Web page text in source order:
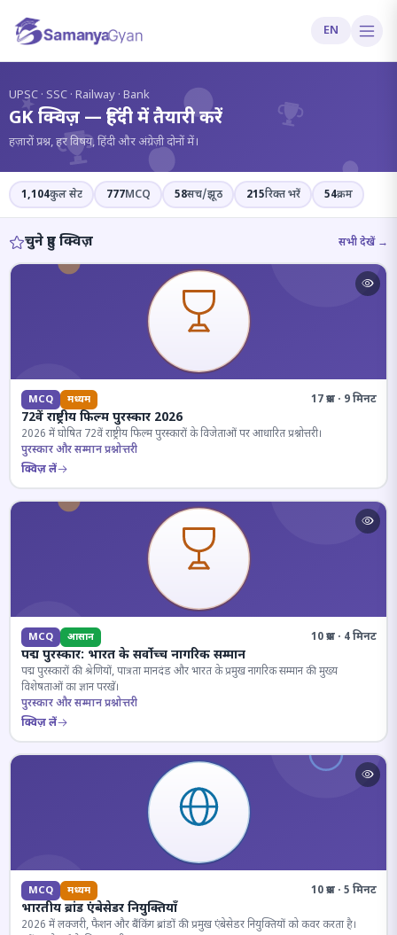
EN
?
UPSC · SSC · Railway · Bank
GK क्विज़ — हिंदी में तैयारी करें
हज़ारों प्रश्न, हर विषय, हिंदी और अंग्रेज़ी दोनों में।
1,104कुल सेट 777MCQ 58सच/झूठ 215रिक्त भरें 54क्रम
चुने हुए क्विज़ सभी देखें →
MCQ मध्यम 17 प्रश्न · 9 मिनट
72वें राष्ट्रीय फिल्म पुरस्कार 2026
2026 में घोषित 72वें राष्ट्रीय फिल्म पुरस्कारों के विजेताओं पर आधारित प्रश्नोत्तरी।
पुरस्कार और सम्मान प्रश्नोत्तरी
क्विज़ लें
MCQ आसान 10 प्रश्न · 4 मिनट
पद्म पुरस्कार: भारत के सर्वोच्च नागरिक सम्मान
पद्म पुरस्कारों की श्रेणियों, पात्रता मानदंड और भारत के प्रमुख नागरिक सम्मान की मुख्य
विशेषताओं का ज्ञान परखें।
पुरस्कार और सम्मान प्रश्नोत्तरी
क्विज़ लें
MCQ मध्यम 10 प्रश्न · 5 मिनट
भारतीय ब्रांड एंबेसेडर नियुक्तियाँ
2026 में लक्जरी, फैशन और बैंकिंग ब्रांडों की प्रमुख एंबेसेडर नियुक्तियों को कवर करता है।